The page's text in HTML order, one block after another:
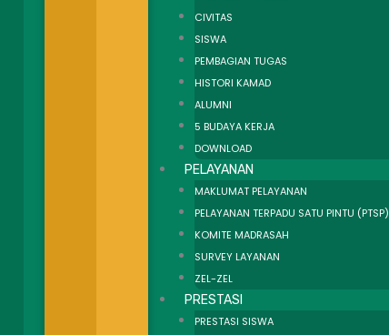
CIVITAS
SISWA
PEMBAGIAN TUGAS
HISTORI KAMAD
ALUMNI
5 BUDAYA KERJA
DOWNLOAD
PELAYANAN
MAKLUMAT PELAYANAN
PELAYANAN TERPADU SATU PINTU (PTSP)
KOMITE MADRASAH
SURVEY LAYANAN
ZEL-ZEL
PRESTASI
PRESTASI SISWA